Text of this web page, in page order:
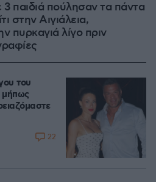
παιδιά πούλησαν τα πάντα
στην Αιγιάλεια,
πυρκαγιά λίγο πριν
του
22